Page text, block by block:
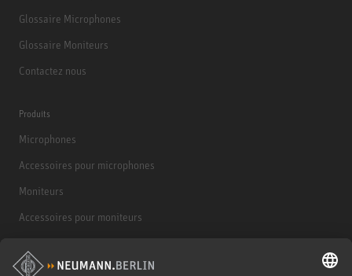
Glossaire Microphones
Glossaire Moniteurs
Contactez nous
Produits
Microphones
Accessoires pour microphones
Moniteurs
Accessoires pour moniteurs
Produits historiques